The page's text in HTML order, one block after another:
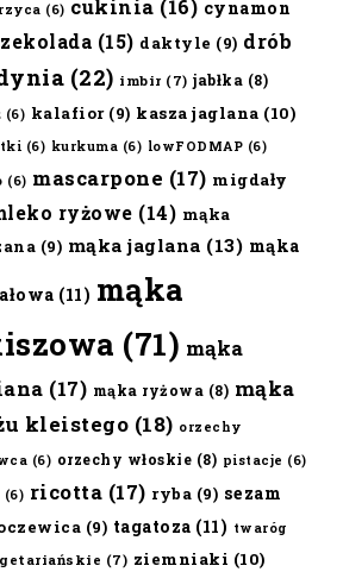
(6) cukinia (16) cynamon
(15) daktyle (9) drób
(22) imbir (7) jabłka (8)
(6) kalafior(9) kasza jaglana (10)
(6) kurkuma (6) lowFODMAP (6)
(6) mascarpone (17) migdały
ryżowe (14) mąka
(9) mąka jaglana (13) mąka
(11) mąka
(71) mąka
(17) mąka ryżowa (8) mąka
kleistego (18) orzechy
(6) orzechy włoskie (8) pistacje (6)
(6) ricotta (17) ryba (9) sezam
(9) tagatoza (11) twaróg
(7) ziemniaki (10)